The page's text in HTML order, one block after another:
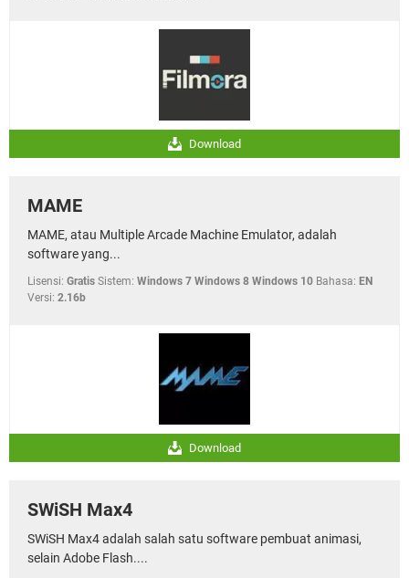
Download
MAME
MAME, atau Multiple Arcade Machine Emulator, adalah
software yang...
Lisensi: Gratis Sistem: Windows 7 Windows 8 Windows 10 Bahasa: EN
Versi: 2.16b
Download
SWiSH Max4
SWiSH Max4 adalah salah satu software pembuat animasi,
selain Adobe Flash....